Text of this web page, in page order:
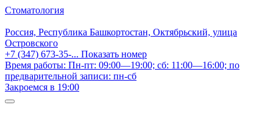
Стоматология
Россия, Республика Башкортостан, Октябрьский, улица
Островского
+7 (347) 673-35-... Показать номер
Время работы: Пн-пт: 09:00—19:00; сб: 11:00—16:00; по
предварительной записи: пн-сб
Закроемся в 19:00